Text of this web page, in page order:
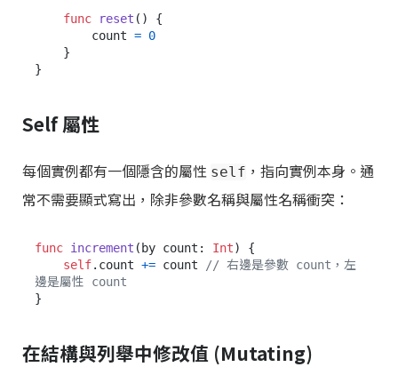
func reset () {
        count
= 0
Self 屬性
每個實例都有一個隱含的屬性 self ，指向實例本身。通
常不需要顯式寫出，除非參數名稱與屬性名稱衝突：
func increment ( by count : Int) {
self.count += count
// 右邊是參數 count，左
邊是屬性 count
在結構與列舉中修改值 (Mutating)